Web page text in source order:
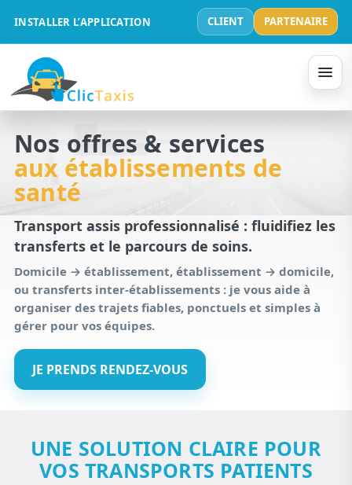
INSTALLER L’APPLICATION CLIENT PARTENAIRE
Nos offres & services
aux établissements de
santé
Transport assis professionnalisé : fluidifiez les
transferts et le parcours de soins.
Domicile → établissement, établissement → domicile,
ou transferts inter-établissements : je vous aide à
organiser des trajets fiables, ponctuels et simples à
gérer pour vos équipes.
JE PRENDS RENDEZ-VOUS
UNE SOLUTION CLAIRE POUR
VOS TRANSPORTS PATIENTS